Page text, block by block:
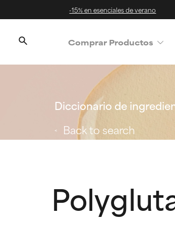
-15% en esenciales de verano
Comprar Productos
Diccionario de
Back to search